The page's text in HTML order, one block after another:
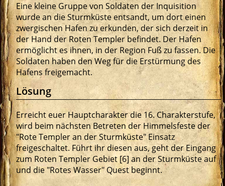
Eine kleine Gruppe von Soldaten der Inquisition
wurde an die Sturmküste entsandt, um dort einen
zwergischen Hafen zu erkunden, der sich derzeit in
der Hand der Roten Templer befindet. Der Hafen
ermöglicht es ihnen, in der Region Fuß zu fassen. Die
Soldaten haben den Weg für die Erstürmung des
Hafens freigemacht.
Lösung
Erreicht euer Hauptcharakter die 16. Charakterstufe,
wird beim nächsten Betreten der Himmelsfeste der
"Rote Templer an der Sturmküste" Einsatz
freigeschaltet. Führt ihr diesen aus, geht der Eingang
zum Roten Templer Gebiet [6] an der Sturmküste auf
und die "Rotes Wasser" Quest beginnt.